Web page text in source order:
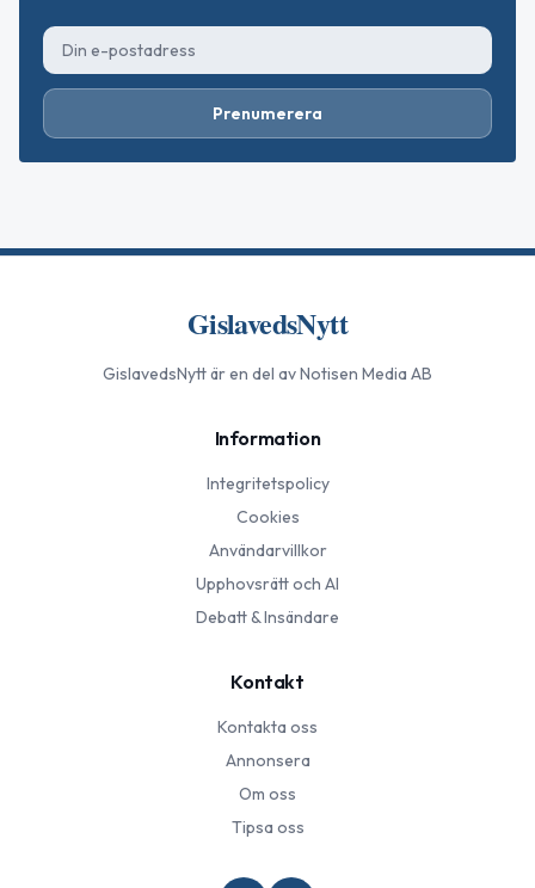
Prenumerera
GislavedsNytt
GislavedsNyttär en del av Notisen Media AB
Information
Integritetspolicy
Cookies
Användarvillkor
Upphovsrätt och AI
Debatt & Insändare
Kontakt
Kontakta oss
Annonsera
Om oss
Tipsa oss